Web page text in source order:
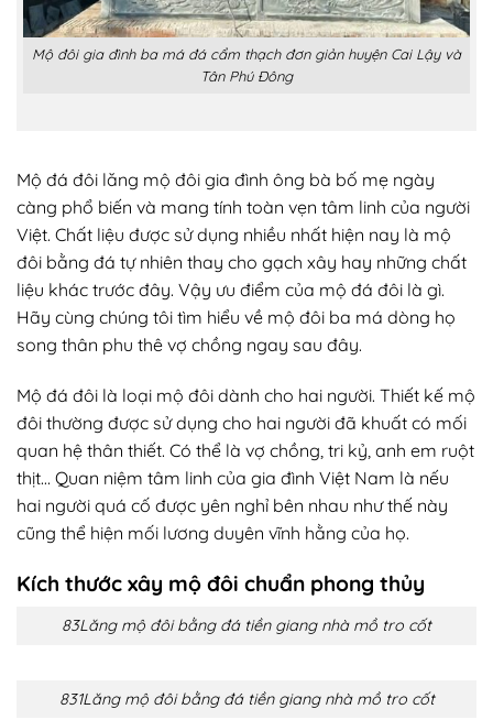
Mộ đôi gia đình ba má đá cẩm thạch đơn giản huyện Cai Lậy và
Tân Phú Đông
Mộ đá đôi lăng mộ đôi gia đình ông bà bố mẹ ngày
càng phổ biến và mang tính toàn vẹn tâm linh của người
Việt. Chất liệu được sử dụng nhiều nhất hiện nay là mộ
đôi bằng đá tự nhiên thay cho gạch xây hay những chất
liệu khác trước đây. Vậy ưu điểm của mộ đá đôi là gì.
Hãy cùng chúng tôi tìm hiểu về mộ đôi ba má dòng họ
song thân phu thê vợ chồng ngay sau đây.
Mộ đá đôi là loại mộ đôi dành cho hai người. Thiết kế mộ
đôi thường được sử dụng cho hai người đã khuất có mối
quan hệ thân thiết. Có thể là vợ chồng, tri kỷ, anh em ruột
thịt… Quan niệm tâm linh của gia đình Việt Nam là nếu
hai người quá cố được yên nghỉ bên nhau như thế này
cũng thể hiện mối lương duyên vĩnh hằng của họ.
Kích thước xây mộ đôi chuẩn phong thủy
83Lăng mộ đôi bằng đá tiền giang nhà mồ tro cốt
831Lăng mộ đôi bằng đá tiền giang nhà mồ tro cốt